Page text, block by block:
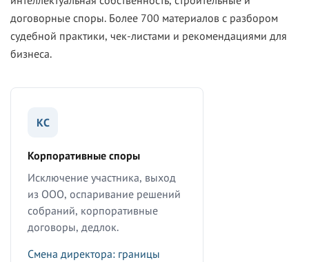
договорные споры. Более 700 материалов с разбором
судебной практики, чек-листами и рекомендациями для
бизнеса.
КС
Корпоративные споры
Исключение участника, выход
из ООО, оспаривание решений
собраний, корпоративные
договоры, дедлок.
Смена директора: границы